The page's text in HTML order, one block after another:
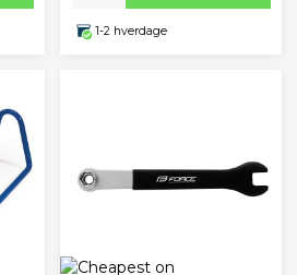
1-2 hverdage